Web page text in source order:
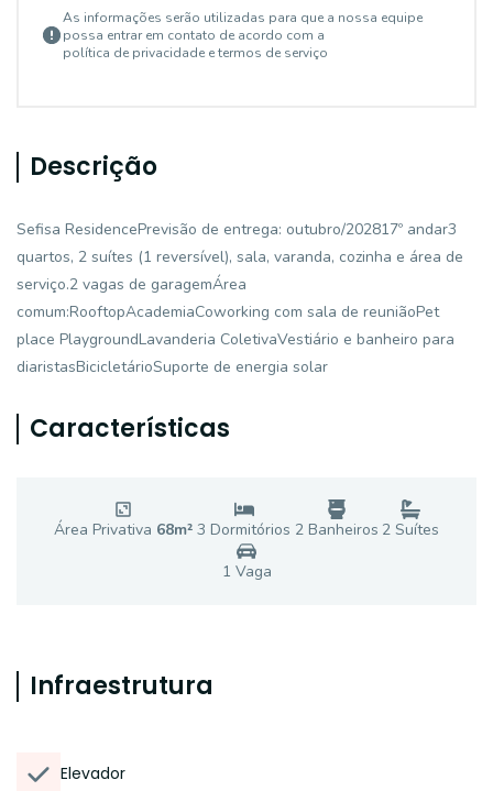
As informações serão utilizadas para que a nossa equipe
possa entrar em contato de acordo com a
política de privacidade e termos de serviço
Descrição
Sefisa ResidencePrevisão de entrega: outubro/202817º andar3
quartos, 2 suítes (1 reversível), sala, varanda, cozinha e área de
serviço.2 vagas de garagemÁrea
comum:RooftopAcademiaCoworking com sala de reuniãoPet
place PlaygroundLavanderia ColetivaVestiário e banheiro para
diaristasBicicletárioSuporte de energia solar
Características
Área Privativa 68m² 3 Dormitórios 2Banheiros 2 Suítes
1 Vaga
Infraestrutura
Elevador